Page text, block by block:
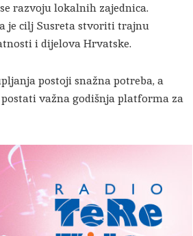
razvoju lokalnih zajednica.
je cilj Susreta stvoriti trajnu
i dijelova Hrvatske.
postoji snažna potreba, a
važna godišnja platforma za